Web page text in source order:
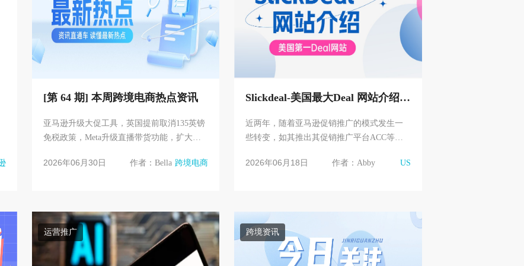
[第 64 期] 本周跨境电商热点资讯
亚马逊升级大促工具，英国提前取消135英镑
免税政策，Meta升级直播带货功能，扩大联
eBay将于7月1日上调多品...
2026年06月30日 作者：Bella 跨境电商
Slickdeal-美国最大Deal 网站介绍，
近两年，随着亚马逊促销推广的模式发生一
些转变，如其推出其促销推广平台ACC等，
SlickDeal 网站的变化尤为...
2026年06月18日 作者：Abby US
运营推广 跨境资讯